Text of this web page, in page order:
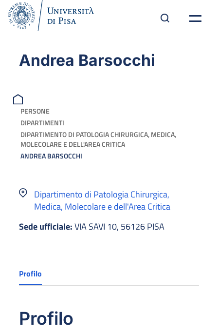
Andrea Barsocchi
PERSONE
DIPARTIMENTI
DIPARTIMENTO DI PATOLOGIA CHIRURGICA, MEDICA,
MOLECOLARE E DELL'AREA CRITICA
ANDREA BARSOCCHI
Dipartimento di Patologia Chirurgica,
Medica, Molecolare e dell'Area Critica
Sede ufficiale:VIA SAVI 10, 56126 PISA
Profilo
Profilo